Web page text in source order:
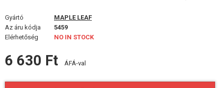
SZEMÜVEGEK, MASZKOK
FELSZERELÉS, EGYENRUHA, TOKOK
ÁLCÁZÁS, FESTÉK, SZALAG
Gyártó
MAPLE LEAF
Az áru kódja
5459
Elérhetőség
NO IN STOCK
6 630 Ft ÁFÁ-val